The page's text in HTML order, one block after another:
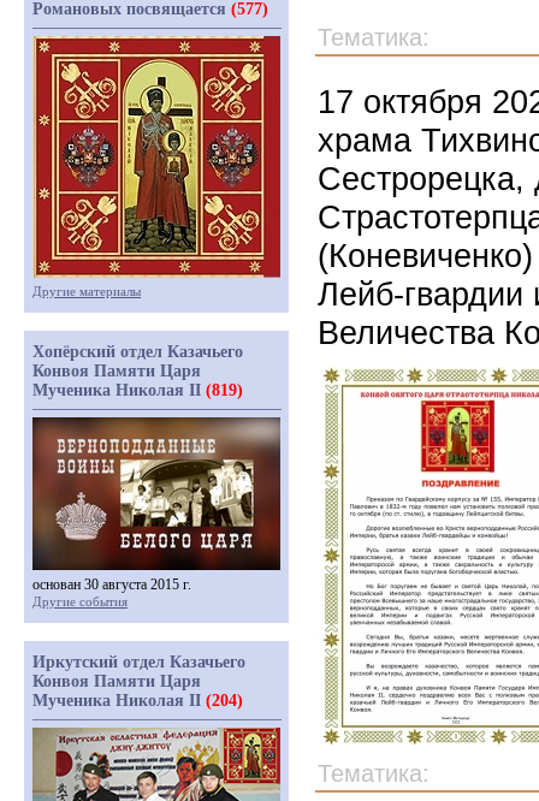
Тематика:
17 октября
храма
Сестрорецка,
Лейб-гвардии
Величества
Тематика:
Романовых посвящается (577)
Другие материалы
Хопёрский отдел Казачьего
Конвоя Памяти Царя
Мученика Николая II (819)
основан 30 августа 2015 г.
Другие события
Иркутский отдел Казачьего
Конвоя Памяти Царя
Мученика Николая II (204)